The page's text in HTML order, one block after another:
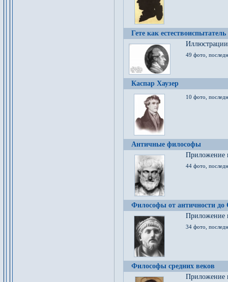
Гете как естествоиспытатель
49 фото,
Каспар Хаузер
10 фото,
Античные философы
Приложение
44 фото,
Философы от античности до
Приложение
34 фото,
Философы средних веков
Приложение